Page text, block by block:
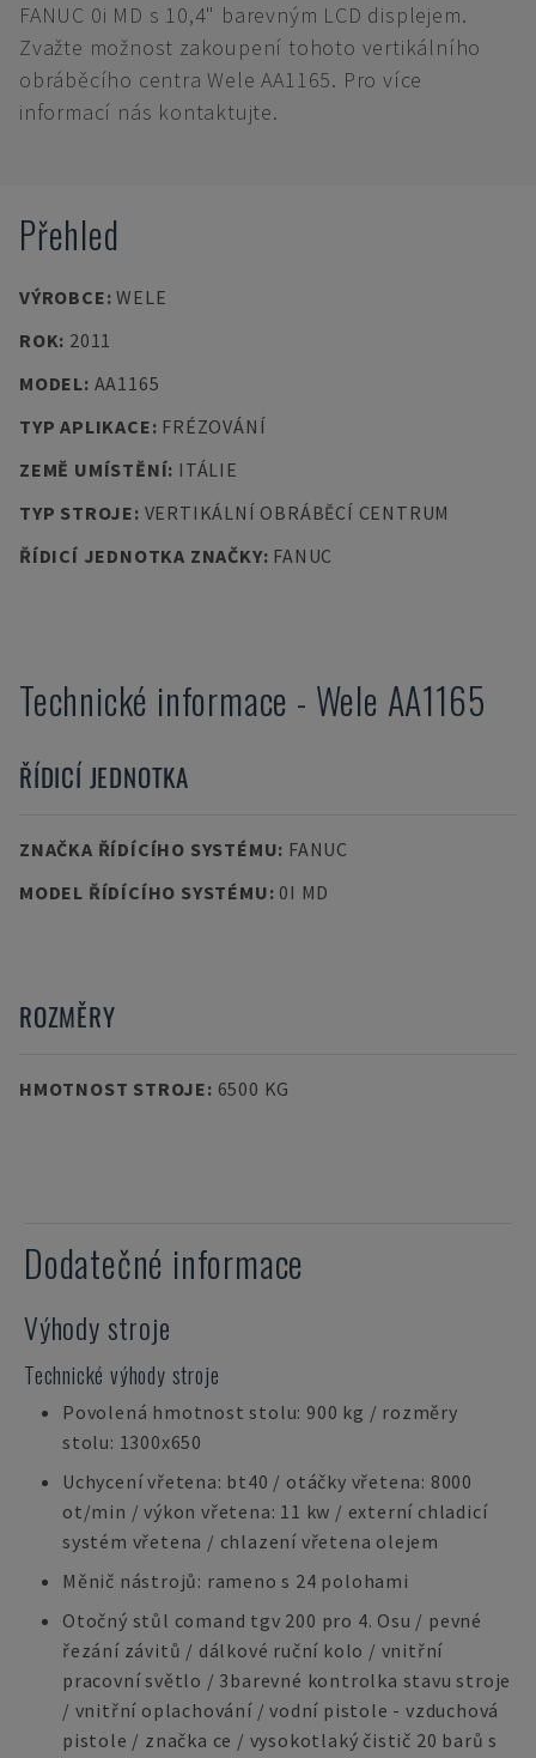
FANUC 0i MD s 10,4" barevným LCD displejem.
Zvažte možnost zakoupení tohoto vertikálního
obráběcího centra Wele AA1165. Pro více
informací nás kontaktujte.
Přehled
VÝROBCE:WELE
ROK: 2011
MODEL: AA1165
TYP APLIKACE: FRÉZOVÁNÍ
ZEMĚ UMÍSTĚNÍ: ITÁLIE
TYP STROJE: VERTIKÁLNÍ OBRÁBĚCÍ CENTRUM
ŘÍDICÍ JEDNOTKA ZNAČKY: FANUC
Technické informace - Wele AA1165
ŘÍDICÍ JEDNOTKA
ZNAČKA ŘÍDÍCÍHO SYSTÉMU: FANUC
MODEL ŘÍDÍCÍHO SYSTÉMU: 0I MD
ROZMĚRY
HMOTNOST STROJE: 6500 KG
Dodatečné informace
Výhody stroje
Technické výhody stroje
Povolená hmotnost stolu: 900 kg / rozměry
stolu: 1300x650
Uchycení vřetena: bt40 / otáčky vřetena: 8000
ot/min / výkon vřetena: 11 kw / externí chladicí
systém vřetena / chlazení vřetena olejem
Měnič nástrojů: rameno s 24 polohami
Otočný stůl comand tgv 200 pro 4. Osu / pevné
řezání závitů / dálkové ruční kolo / vnitřní
pracovní světlo / 3barevné kontrolka stavu stroje
/ vnitřní oplachování / vodní pistole - vzduchová
pistole / značka ce / vysokotlaký čistič 20 barů s